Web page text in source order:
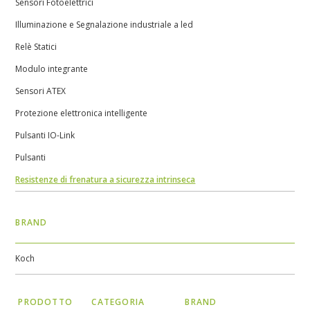
Sensori Fotoelettrici
Illuminazione e Segnalazione industriale a led
Relè Statici
Modulo integrante
Sensori ATEX
Protezione elettronica intelligente
Pulsanti IO-Link
Pulsanti
Resistenze di frenatura a sicurezza intrinseca
BRAND
Koch
PRODOTTO CATEGORIA BRAND